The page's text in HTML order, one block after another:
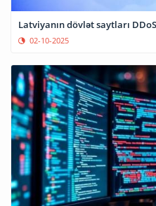
Latviyanın dövlət saytları
02-10-2025